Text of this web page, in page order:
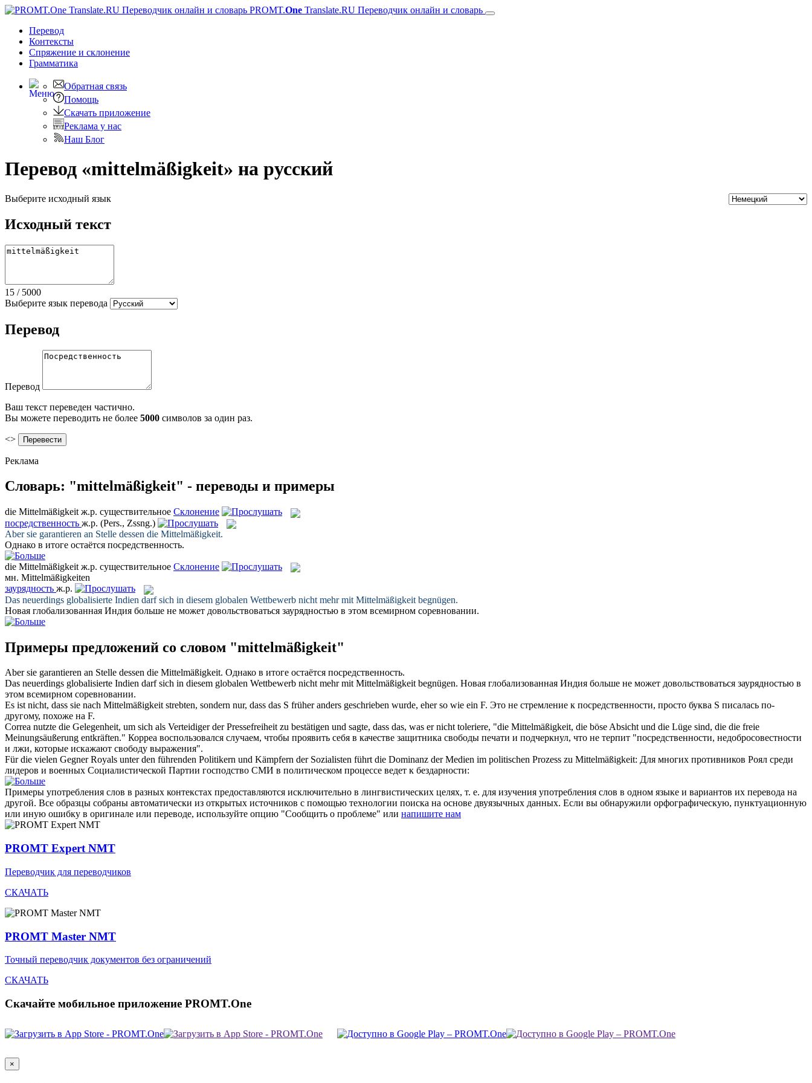
PROMT.One Translate.RU Переводчик онлайн и словарь
Перевод
Контексты
Спряжение и склонение
Грамматика
Обратная связь
Помощь
Скачать приложение
Реклама у нас
Наш Блог
Перевод «mittelmäßigkeit» на русский
Выберите исходный язык
Исходный текст
15 / 5000
Выберите язык перевода
Перевод
Перевод
Ваш текст переведен частично.
Вы можете переводить не более 5000 символов за один раз.
<>
Реклама
Словарь: "mittelmäßigkeit" - переводы и примеры
die Mittelmäßigkeit ж.р. существительное Склонение
посредственность ж.р. (Pers., Zssng.)
Aber sie garantieren an Stelle dessen die Mittelmäßigkeit.
Однако в итоге остаётся посредственность.
die Mittelmäßigkeit ж.р. существительное Склонение
мн. Mittelmäßigkeiten
заурядность ж.р.
Das neuerdings globalisierte Indien darf sich in diesem globalen Wettbewerb nicht mehr mit Mittelmäßigkeit begnügen.
Новая глобализованная Индия больше не может довольствоваться заурядностью в этом всемирном соревновании.
Примеры предложений со словом "mittelmäßigkeit"
Aber sie garantieren an Stelle dessen die Mittelmäßigkeit. Однако в итоге остаётся посредственность.
Das neuerdings globalisierte Indien darf sich in diesem globalen Wettbewerb nicht mehr mitMittelmäßigkeitbegnügen. Новая глобализованная Индия больше не может довольствоваться заурядностью в
этом всемирном соревновании.
Es ist nicht, dass sie nach Mittelmäßigkeitstrebten, sondern nur, dass das S früher anders geschrieben wurde, eher so wie ein F. Это не стремление к посредственности, просто буква S писалась по-
другому, похоже на F.
Correa nutzte die Gelegenheit, um sich als Verteidiger der Pressefreiheit zu bestätigen und sagte, dass das, was er nicht toleriere, "die Mittelmäßigkeit, die böse Absicht und die Lüge sind, die die freie
Meinungsäußerung entkräften." Корреа воспользовался случаем, чтобы проявить себя в качестве защитника свободы печати и подчеркнул, что не терпит "посредственности, недобросовестности
и лжи, которые искажают свободу выражения".
Für die vielen Gegner Royals unter den führenden Politikern und Kämpfern der Sozialisten führt die Dominanz der Medien im politischen Prozess zu Mittelmäßigkeit: Для многих противников Роял среди
лидеров и военных Социалистической Партии господство СМИ в политическом процессе ведет к бездарности:
Примеры употребления слов в разных контекстах предоставляются исключительно в лингвистических целях, т. е. для изучения употребления слов в одном языке и вариантов их перевода на
другой. Все образцы собраны автоматически из открытых источников с помощью технологии поиска на основе двуязычных данных. Если вы обнаружили орфографическую, пунктуационную
или иную ошибку в оригинале или переводе, используйте опцию "Сообщить о проблеме" или напишите нам
PROMT Expert NMT
Переводчик для переводчиков
СКАЧАТЬ
PROMT Master NMT
Точный переводчик документов без ограничений
СКАЧАТЬ
Скачайте мобильное приложение PROMT.One
×